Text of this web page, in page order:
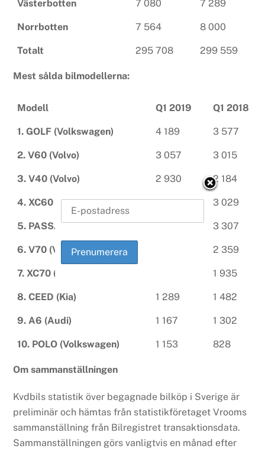
Västerbotten 7 080 7 289
Norrbotten 7 564 8 000
Totalt 295 708 299 559
Mest sålda bilmodellerna:
Modell Q1 2019 Q1 2018
1. GOLF (Volkswagen) 4 189 3 577
2. V60 (Volvo) 3 057 3 015
3. V40 (Volvo) 2 930 2 184
4. XC60 (Volvo) 2 863 3 029
5. PASSAT (Volkswagen) 2 697 3 307
6. V70 (Volvo) 2 359
7. XC70 (Volvo) 1 935
8. CEED (Kia) 1 289 1 482
9. A6 (Audi) 1 167 1 302
10. POLO (Volkswagen) 1 153 828
Om sammanställningen
Kvdbils statistik över begagnade bilköp i Sverige är
preliminär och hämtas från statistikföretaget Vrooms
sammanställning från Bilregistret transaktionsdata.
Sammanställningen görs vanligtvis en månad efter